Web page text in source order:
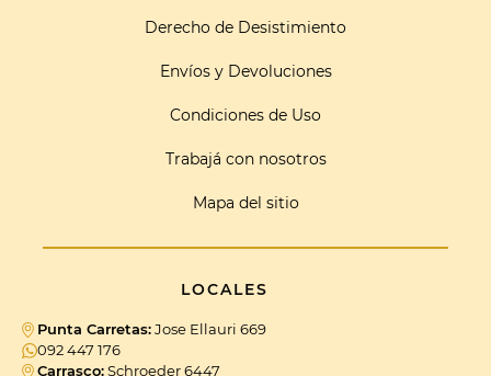
Derecho de Desistimiento
Envíos y Devoluciones
Condiciones de Uso
Trabajá con nosotros
Mapa del sitio
LOCALES
Punta Carretas:Jose Ellauri 669
092 447 176
Carrasco:Schroeder 6447